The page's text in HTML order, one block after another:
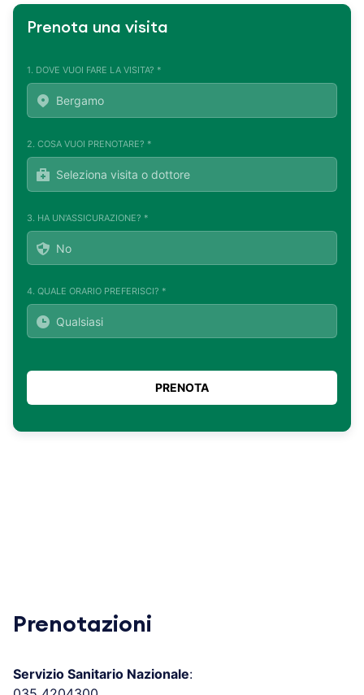
Prenota una visita
1. DOVE VUOI FARE LA VISITA? *
2. COSA VUOI PRENOTARE? *
3. HA UN'ASSICURAZIONE? *
4. QUALE ORARIO PREFERISCI? *
Prenotazioni
Servizio Sanitario Nazionale: